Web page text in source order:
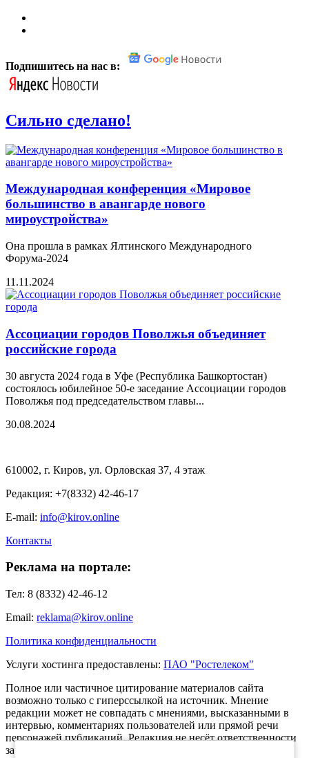
Подпишитесь на нас в:
Сильно сделано!
Международная конференция «Мировое
большинство в авангарде нового
мироустройства»
Она прошла в рамках Ялтинского Международного
Форума-2024
11.11.2024
Ассоциации городов Поволжья объединяет
российские города
30 августа 2024 года в Уфе (Республика Башкортостан)
состоялось юбилейное 50-е заседание Ассоциации городов
Поволжья под председательством главы...
30.08.2024
610002, г. Киров, ул. Орловская 37, 4 этаж
Редакция: +7(8332) 42-46-17
E-mail: info@kirov.online
Контакты
Реклама на портале:
Тел: 8 (8332) 42-46-12
Email: reklama@kirov.online
Политика конфиденциальности
Услуги хостинга предоставлены: ПАО "Ростелеком"
Полное или частичное цитирование материалов сайта
возможно только с гиперссылкой на источник. Мнение
редакции может не совпадать с мнениями, высказанными в
интервью, комментариях пользователей или прямой речи
персонажей публикаций. Редакция не несёт ответственности
за текст комментариев читателей.